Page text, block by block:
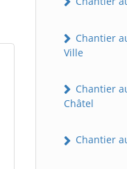
Chantier
Ville
Chantier
Châtel
Chantier